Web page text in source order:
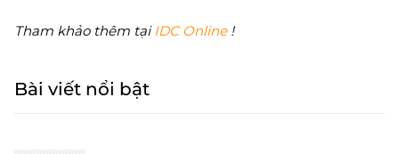
Tham khảo thêm tạiIDC Online!
Bài viết nổi bật